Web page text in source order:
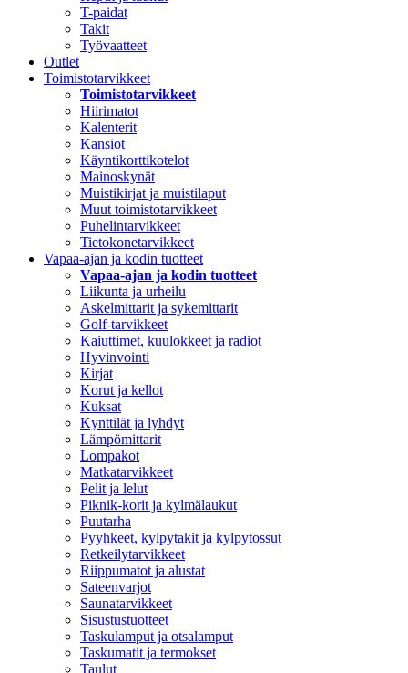
T-paidat
Takit
Työvaatteet
Outlet
Toimistotarvikkeet
Toimistotarvikkeet
Hiirimatot
Kalenterit
Kansiot
Käyntikorttikotelot
Mainoskynät
Muistikirjat ja muistilaput
Muut toimistotarvikkeet
Puhelintarvikkeet
Tietokonetarvikkeet
Vapaa-ajan ja kodin tuotteet
Vapaa-ajan ja kodin tuotteet
Liikunta ja urheilu
Askelmittarit ja sykemittarit
Golf-tarvikkeet
Kaiuttimet, kuulokkeet ja radiot
Hyvinvointi
Kirjat
Korut ja kellot
Kuksat
Kynttilät ja lyhdyt
Lämpömittarit
Lompakot
Matkatarvikkeet
Pelit ja lelut
Piknik-korit ja kylmälaukut
Puutarha
Pyyhkeet, kylpytakit ja kylpytossut
Retkeilytarvikkeet
Riippumatot ja alustat
Sateenvarjot
Saunatarvikkeet
Sisustustuotteet
Taskulamput ja otsalamput
Taskumatit ja termokset
Taulut